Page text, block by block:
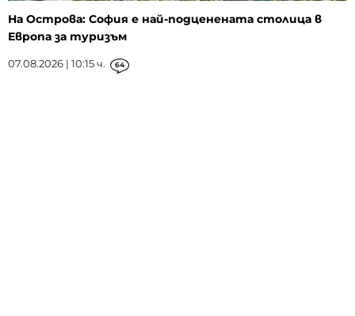
На Острова: София е най-подценената столица в
Европа за туризъм
07.08.2026 | 10:15 ч. 64